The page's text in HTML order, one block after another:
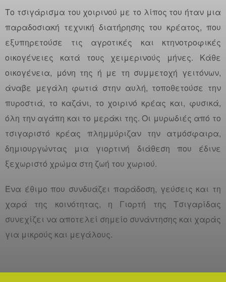
Το τσιγάρισμα του χοιρινού με το λίπος του ήταν μια
παραδοσιακή τεχνική διατήρησης του κρέατος, που
εξυπηρετούσε τις αγροτικές και κτηνοτροφικές
οικογένειες κατά τους χειμερινούς μήνες. Κάθε
οικογένεια, μόνη της ή με τη συμμετοχή γειτόνων,
άναβε μεγάλη φωτιά στην αυλή, τοποθετούσε την
πυροστιά, το καζάνι, το χοιρινό κρέας και, φυσικά,
όλη την αγάπη και το μεράκι της. Οι μυρωδιές από το
τσιγαριστό κρέας πλημμύριζαν την ατμόσφαιρα,
δημιουργώντας μια γιορτινή διάθεση που έδινε
ξεχωριστό χρώμα στη ζωή του χωριού.
Ένα έθιμο που συνδυάζει παράδοση, γεύσεις και τη
χαρά της κοινότητας, η Γιορτή της Τσιγαρίδας
συνεχίζει να αποτελεί σημείο συνάντησης και χαράς
για μικρούς και μεγάλους.